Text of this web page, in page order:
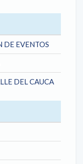
DE EVENTOS
DEL CAUCA